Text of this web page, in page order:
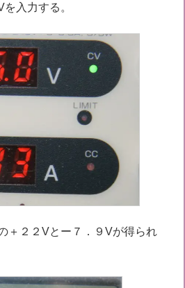
入力する。
＋２２Vとー７．９Vが得られ